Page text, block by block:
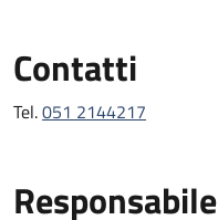
Contatti
Tel.051 2144217
Responsabile